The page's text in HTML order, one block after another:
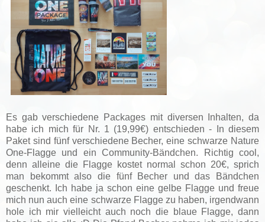
Es gab verschiedene Packages mit diversen Inhalten, da
habe ich mich für Nr. 1 (19,99€) entschieden - In diesem
Paket sind fünf verschiedene Becher, eine schwarze Nature
One-Flagge und ein Community-Bändchen. Richtig cool,
denn alleine die Flagge kostet normal schon 20€, sprich
man bekommt also die fünf Becher und das Bändchen
geschenkt. Ich habe ja schon eine gelbe Flagge und freue
mich nun auch eine schwarze Flagge zu haben, irgendwann
hole ich mir vielleicht auch noch die blaue Flagge, dann